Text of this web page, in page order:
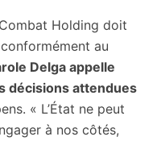
Holding doit
au
Delga appelle
décisions attendues
« L’État ne peut
à nos côtés,